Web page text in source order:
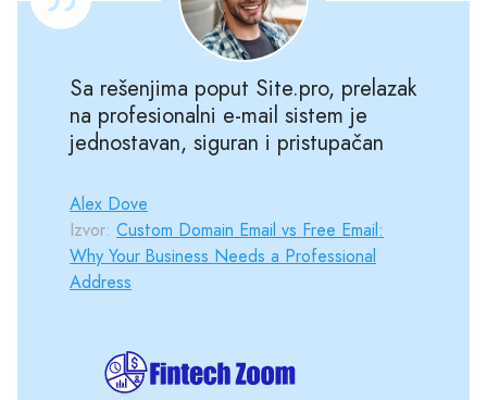
Sa rešenjima poput Site.pro, prelazak
na profesionalni e-mail sistem je
jednostavan, siguran i pristupačan
Alex Dove
Izvor: Custom Domain Email vs Free Email:
Why Your Business Needs a Professional
Address